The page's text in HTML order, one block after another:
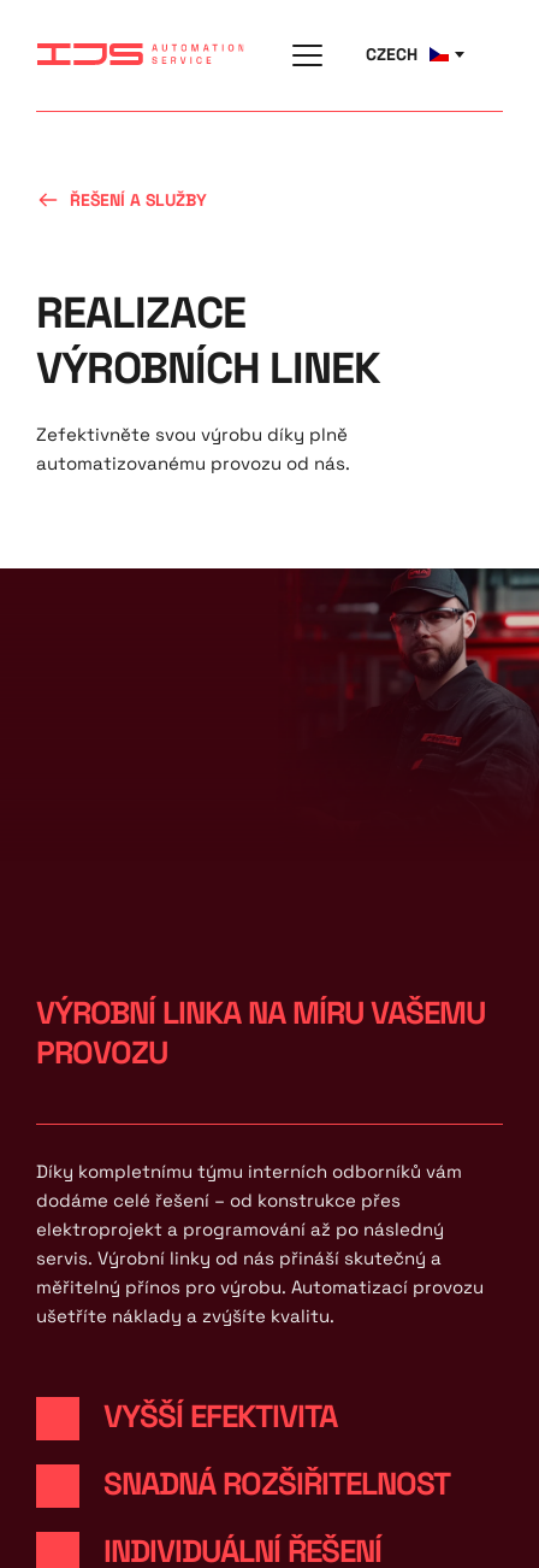
CZECH
ŘEŠENÍ A SLUŽBY
REALIZACE
VÝROBNÍCH LINEK
Zefektivněte svou výrobu díky plně
automatizovanému provozu od nás.
VÝROBNÍ LINKA NA MÍRU VAŠEMU
PROVOZU
Díky kompletnímu týmu interních odborníků vám
dodáme celé řešení – od konstrukce přes
elektroprojekt a programování až po následný
servis. Výrobní linky od nás přináší skutečný a
měřitelný přínos pro výrobu. Automatizací provozu
ušetříte náklady a zvýšíte kvalitu.
VYŠŠÍ EFEKTIVITA
SNADNÁ ROZŠIŘITELNOST
INDIVIDUÁLNÍ ŘEŠENÍ